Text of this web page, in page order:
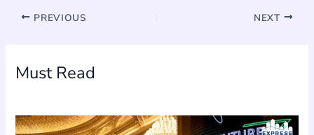
PREVIOUS NEXT
Must Read